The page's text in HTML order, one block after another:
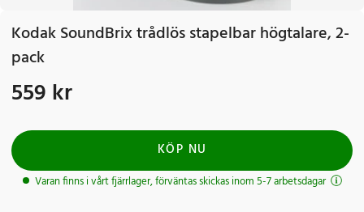
Kodak SoundBrix trådlös stapelbar högtalare, 2-
pack
Pris:559 kr
559 kr
KÖP NU
Varan finns i vårt fjärrlager, förväntas skickas inom 5-7 arbetsdagar